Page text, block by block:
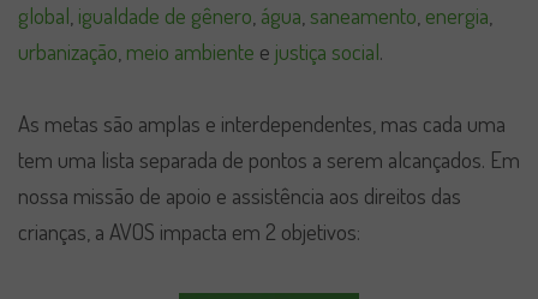
global igualdade de gênero água saneamento energia
urbanização meio ambiente e justiça social.
As metas são amplas e interdependentes, mas cada uma
tem uma lista separada de pontos a serem alcançados. Em
nossa missão de apoio e assistência aos direitos das
crianças, a AVOS impacta em 2 objetivos: